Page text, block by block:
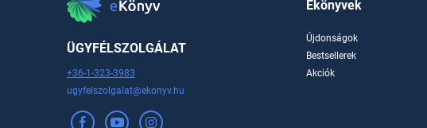
ÜGYFÉLSZOLGÁLAT
+36-1-323-3983
ugyfelszolgalat@ekonyv.hu
Ekönyvek
Újdonságok
Bestsellerek
Akciók